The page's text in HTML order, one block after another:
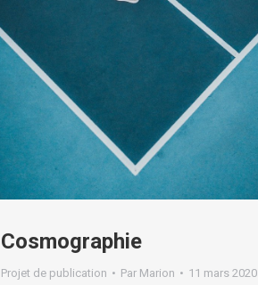
Cosmographie
Projet de publication Par Marion 11 mars 2020